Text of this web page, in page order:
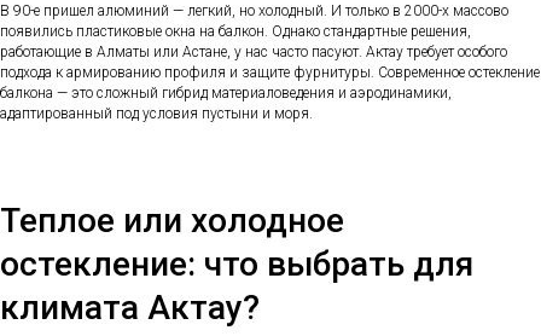
В 90-е пришел алюминий — легкий, но холодный. И только в 2000-х массово
появились пластиковые окна на балкон. Однако стандартные решения,
работающие в Алматы или Астане, у нас часто пасуют. Актау требует особого
подхода к армированию профиля и защите фурнитуры. Современное остекление
балкона — это сложный гибрид материаловедения и аэродинамики,
адаптированный под условия пустыни и моря.
Теплое или холодное
остекление: что выбрать для
климата Актау?